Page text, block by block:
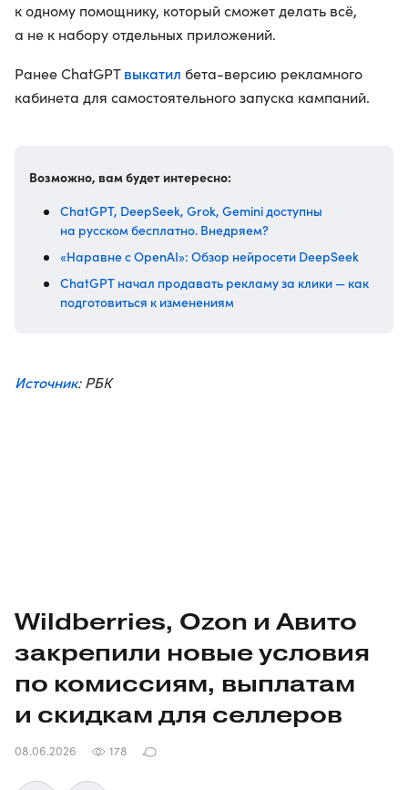
к одному помощнику, который сможет делать всё,
а не к набору отдельных приложений.
Ранее ChatGPTвыкатил бета-версию рекламного
кабинета для самостоятельного запуска кампаний.
Возможно, вам будет интересно:
ChatGPT, DeepSeek, Grok, Gemini доступны
на русском бесплатно. Внедряем?
«Наравне с OpenAI»: Обзор нейросети DeepSeek
ChatGPT начал продавать рекламу за клики — как
подготовиться к изменениям
Источник: РБК
Wildberries, Ozon и Авито
закрепили новые условия
по комиссиям, выплатам
и скидкам для селлеров
08.06.2026 178